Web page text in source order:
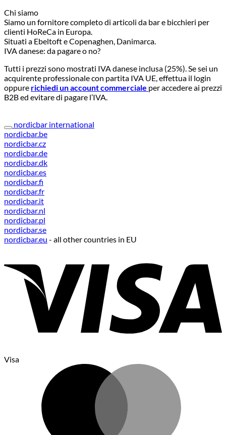
Chi siamo
Siamo un fornitore completo di articoli da bar e bicchieri per
clienti HoReCa in Europa.
Situati a Ebeltoft e Copenaghen, Danimarca.
IVA danese: da pagare o no?
Tutti i prezzi sono mostrati IVA danese inclusa (25%). Se sei un
acquirente professionale con partita IVA UE, effettua il login
oppure richiedi un account commerciale per accedere ai prezzi
B2B ed evitare di pagare l’IVA.
nordicbar international
nordicbar.be
nordicbar.cz
nordicbar.de
nordicbar.dk
nordicbar.es
nordicbar.fi
nordicbar.fr
nordicbar.it
nordicbar.nl
nordicbar.pl
nordicbar.se
nordicbar.eu - all other countries in EU
Visa